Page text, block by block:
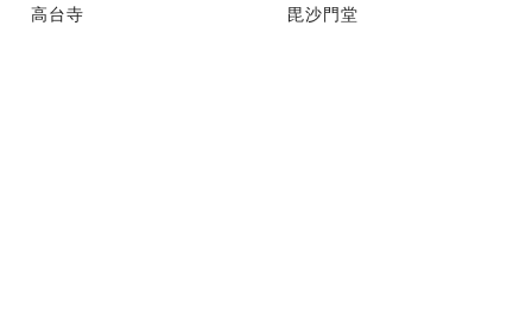
高台寺 毘沙門堂